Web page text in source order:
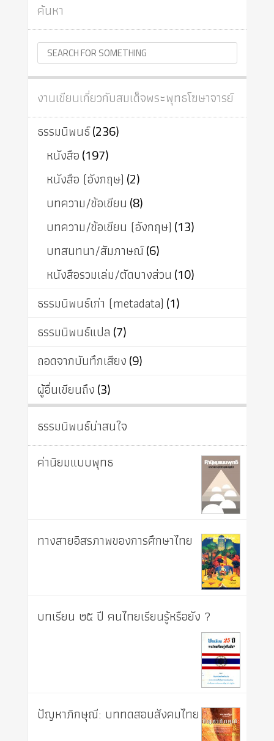
ค้นหา
งานเขียนเกี่ยวกับสมเด็จพระพุทธโฆษาจารย์
ธรรมนิพนธ์(236)
หนังสือ(197)
หนังสือ (อังกฤษ) (2)
บทความ/ข้อเขียน (8)
บทความ/ข้อเขียน (อังกฤษ) (13)
บทสนทนา/สัมภาษณ์(6)
หนังสือรวมเล่ม/ตัดบางส่วน (10)
ธรรมนิพนธ์เก่า (metadata) (1)
ธรรมนิพนธ์แปล (7)
ถอดจากบันทึกเสียง(9)
ผู้อื่นเขียนถึง(3)
ธรรมนิพนธ์น่าสนใจ
ค่านิยมแบบพุทธ
ทางสายอิสรภาพของการศึกษาไทย
บทเรียน ๒๕ ปี คนไทยเรียนรู้หรือยัง ?
ปัญหาภิกษุณี: บททดสอบสังคมไทย